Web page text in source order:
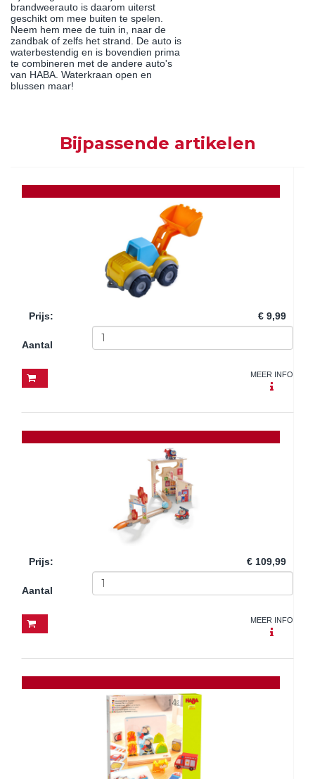
brandweerauto is daarom uiterst
geschikt om mee buiten te spelen.
Neem hem mee de tuin in, naar de
zandbak of zelfs het strand. De auto is
waterbestendig en is bovendien prima
te combineren met de andere auto's
van HABA. Waterkraan open en
blussen maar!
Bijpassende artikelen
Prijs: € 9,99
Aantal
MEER INFO
Prijs: € 109,99
Aantal
MEER INFO